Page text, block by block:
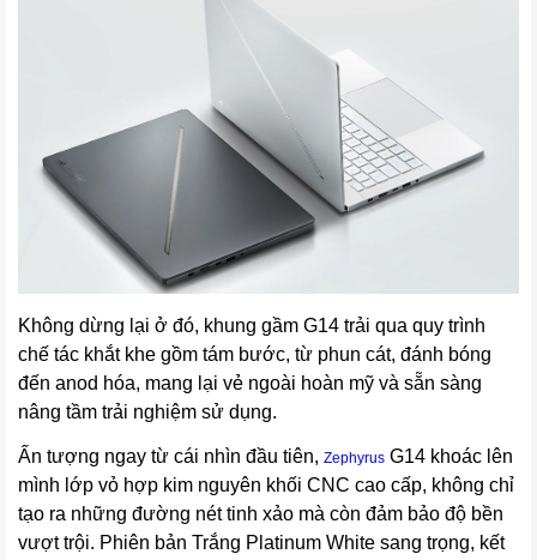
Không dừng lại ở đó, khung gầm G14 trải qua quy trình
chế tác khắt khe gồm tám bước, từ phun cát, đánh bóng
đến anod hóa, mang lại vẻ ngoài hoàn mỹ và sẵn sàng
nâng tầm trải nghiệm sử dụng.
Ấn tượng ngay từ cái nhìn đầu tiên, Zephyrus G14 khoác lên
mình lớp vỏ hợp kim nguyên khối CNC cao cấp, không chỉ
tạo ra những đường nét tinh xảo mà còn đảm bảo độ bền
vượt trội. Phiên bản Trắng Platinum White sang trọng, kết